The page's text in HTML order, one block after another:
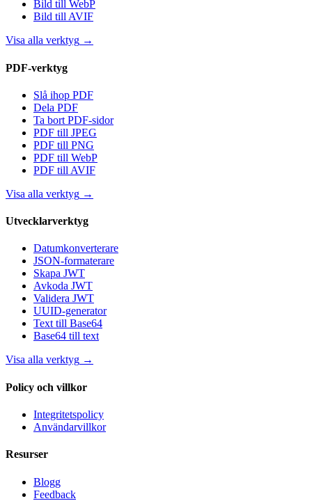
Bild till WebP
Bild till AVIF
Visa alla verktyg →
PDF-verktyg
Slå ihop PDF
Dela PDF
Ta bort PDF-sidor
PDF till JPEG
PDF till PNG
PDF till WebP
PDF till AVIF
Visa alla verktyg →
Utvecklarverktyg
Datumkonverterare
JSON-formaterare
Skapa JWT
Avkoda JWT
Validera JWT
UUID-generator
Text till Base64
Base64 till text
Visa alla verktyg →
Policy och villkor
Integritetspolicy
Användarvillkor
Resurser
Blogg
Feedback